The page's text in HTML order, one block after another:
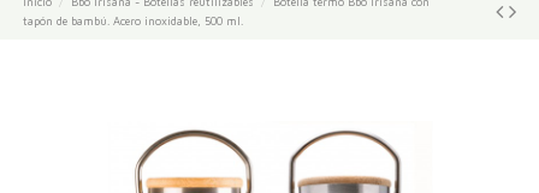
tapón de bambú. Acero inoxidable, 500 ml.